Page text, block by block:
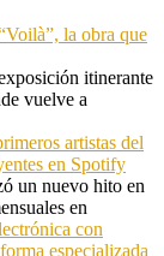
la obra que
itinerante
vuelve a
artistas del
en Spotify
un nuevo hito en
en
con
especializada